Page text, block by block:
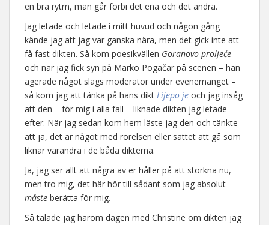
en bra rytm, man går förbi det ena och det andra.
Jag letade och letade i mitt huvud och någon gång
kände jag att jag var ganska nära, men det gick inte att
få fast dikten. Så kom poesikvällen Goranovo proljeće
och när jag fick syn på Marko Pogačar på scenen – han
agerade något slags moderator under evenemanget –
så kom jag att tänka på hans dikt Lijepo je och jag insåg
att den – för mig i alla fall – liknade dikten jag letade
efter. När jag sedan kom hem läste jag den och tänkte
att ja, det är något med rörelsen eller sättet att gå som
liknar varandra i de båda dikterna.
Ja, jag ser allt att några av er håller på att storkna nu,
men tro mig, det här hör till sådant som jag absolut
måste berätta för mig.
Så talade jag härom dagen med Christine om dikten jag